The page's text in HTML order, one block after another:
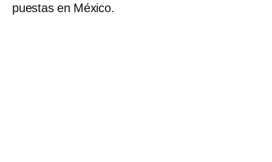
puestas en México.